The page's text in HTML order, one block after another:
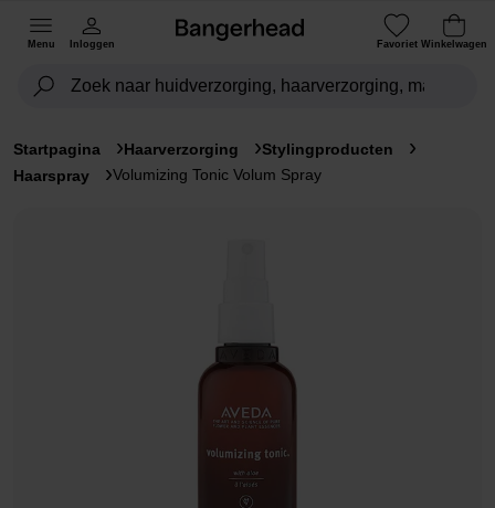
Menu Inloggen Favoriet Winkelwagen
Startpagina Haarverzorging
Stylingproducten
Haarspray
Volumizing Tonic Volum Spray